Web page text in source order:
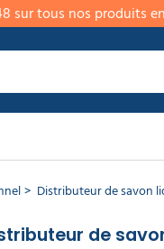
sur tous nos produits
Distributeur de savon
de